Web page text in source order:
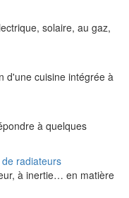
solaire, au gaz,
d'une cuisine intégrée à
à quelques
radiateurs
à inertie… en matière